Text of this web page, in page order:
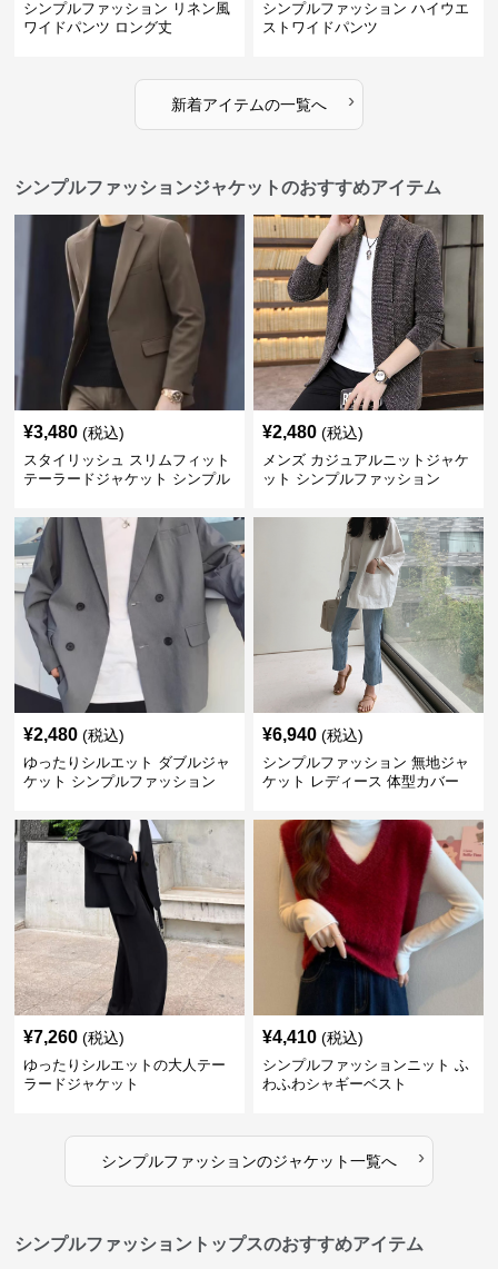
シンプルファッション リネン風
ワイドパンツ ロング丈
シンプルファッション ハイウエ
ストワイドパンツ
新着アイテムの一覧へ ›
シンプルファッションジャケットのおすすめアイテム
¥3,480 (税込)
スタイリッシュ スリムフィット
テーラードジャケット シンプル
¥2,480 (税込)
メンズ カジュアルニットジャケ
ット シンプルファッション
¥2,480 (税込)
ゆったりシルエット ダブルジャ
ケット シンプルファッション
¥6,940 (税込)
シンプルファッション 無地ジャ
ケット レディース 体型カバー
¥7,260 (税込)
ゆったりシルエットの大人テー
ラードジャケット
¥4,410 (税込)
シンプルファッションニット ふ
わふわシャギーベスト
シンプルファッションのジャケット一覧へ ›
シンプルファッショントップスのおすすめアイテム